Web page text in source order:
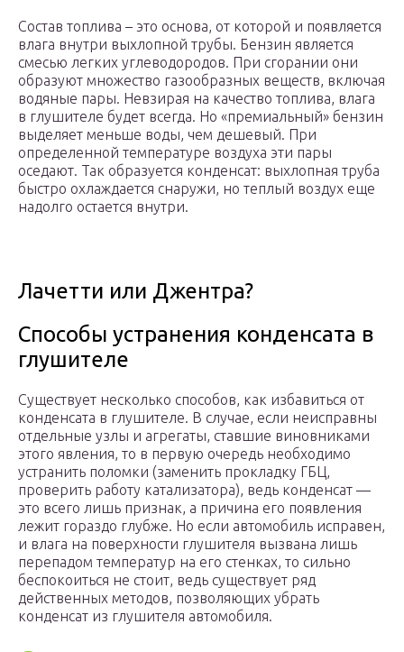
Состав топлива – это основа, от которой и появляется
влага внутри выхлопной трубы. Бензин является
смесью легких углеводородов. При сгорании они
образуют множество газообразных веществ, включая
водяные пары. Невзирая на качество топлива, влага
в глушителе будет всегда. Но «премиальный» бензин
выделяет меньше воды, чем дешевый. При
определенной температуре воздуха эти пары
оседают. Так образуется конденсат: выхлопная труба
быстро охлаждается снаружи, но теплый воздух еще
надолго остается внутри.
Лачетти или Джентра?
Способы устранения конденсата в
глушителе
Существует несколько способов, как избавиться от
конденсата в глушителе. В случае, если неисправны
отдельные узлы и агрегаты, ставшие виновниками
этого явления, то в первую очередь необходимо
устранить поломки (заменить прокладку ГБЦ,
проверить работу катализатора), ведь конденсат —
это всего лишь признак, а причина его появления
лежит гораздо глубже. Но если автомобиль исправен,
и влага на поверхности глушителя вызвана лишь
перепадом температур на его стенках, то сильно
беспокоиться не стоит, ведь существует ряд
действенных методов, позволяющих убрать
конденсат из глушителя автомобиля.